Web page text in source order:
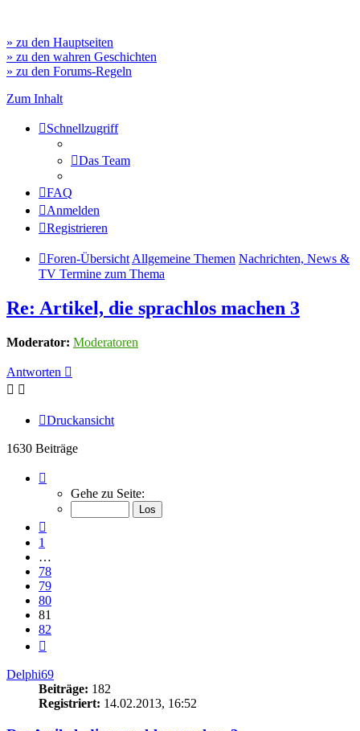
» zu den Hauptseiten
» zu den wahren Geschichten
» zu den Forums-Regeln
Zum Inhalt
Schnellzugriff
Das Team
FAQ
Anmelden
Registrieren
Foren-Übersicht Allgemeine Themen Nachrichten, News &
TV Termine zum Thema
Re: Artikel, die sprachlos machen 3
Moderator: Moderatoren
Antworten
Druckansicht
1630 Beiträge
81
von
Gehe zu Seite:
1
…
78
79
80
81
82
Delphi69
Beiträge: 182
Registriert: 14.02.2013, 16:52